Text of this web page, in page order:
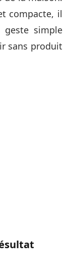
compacte, il
geste simple
sans produit